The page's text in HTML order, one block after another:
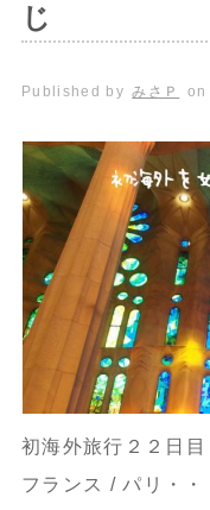
じ
Published by みさＰ on
初海外旅行２２日
フランス / パリ・